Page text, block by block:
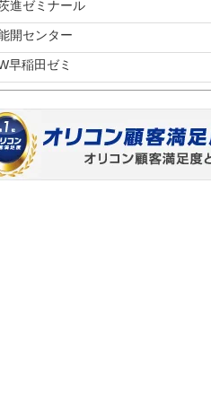
進ゼミナール
開センター
早稲田ゼミ